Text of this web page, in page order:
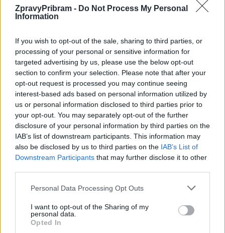
ZpravyPribram - Do Not Process My Personal
Information
If you wish to opt-out of the sale, sharing to third parties, or
processing of your personal or sensitive information for
targeted advertising by us, please use the below opt-out
section to confirm your selection. Please note that after your
opt-out request is processed you may continue seeing
interest-based ads based on personal information utilized by
us or personal information disclosed to third parties prior to
your opt-out. You may separately opt-out of the further
disclosure of your personal information by third parties on the
IAB’s list of downstream participants. This information may
also be disclosed by us to third parties on the IAB’s List of
Downstream Participants that may further disclose it to other
Personal Data Processing Opt Outs
I want to opt-out of the Sharing of my
personal data.
Opted In
Předchozí článek
bezpečnostní kamery za
modernější
zvládla koronavirová situace
v Příbrami
SOUVISEJÍCÍ ČLÁNKY
VÍCE OD AUTORA
Krimi
Vykradených aut na Příbramsku přibylo.
Policie připomíná: Auto není trezor
při víkendové akci na Příbramsku odhalila
30 přestupků
Čtvrtina řidičů při kontrole na Příbramsku